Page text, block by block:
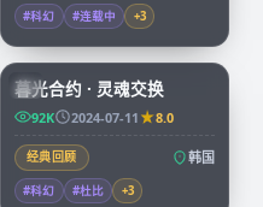
#科幻 #连载中 +3
KR
暮光合约 · 灵魂交换
92K 2024-07-11 8.0
经典回顾 韩国
#科幻 #杜比 +3